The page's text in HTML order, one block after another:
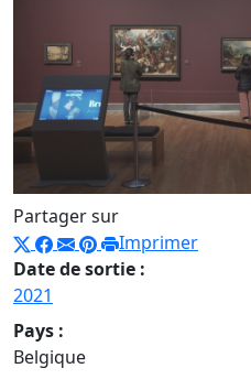
Partager sur
Imprimer
Date de sortie :
2021
Pays :
Belgique